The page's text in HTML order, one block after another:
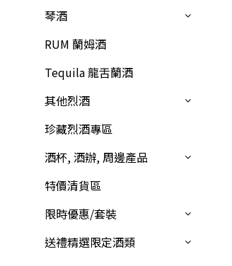
琴酒
RUM 蘭姆酒
Tequila 龍舌蘭酒
其他烈酒
珍藏烈酒專區
酒杯, 酒辦, 周邊產品
特價清貨區
限時優惠/套裝
送禮精選限定酒類